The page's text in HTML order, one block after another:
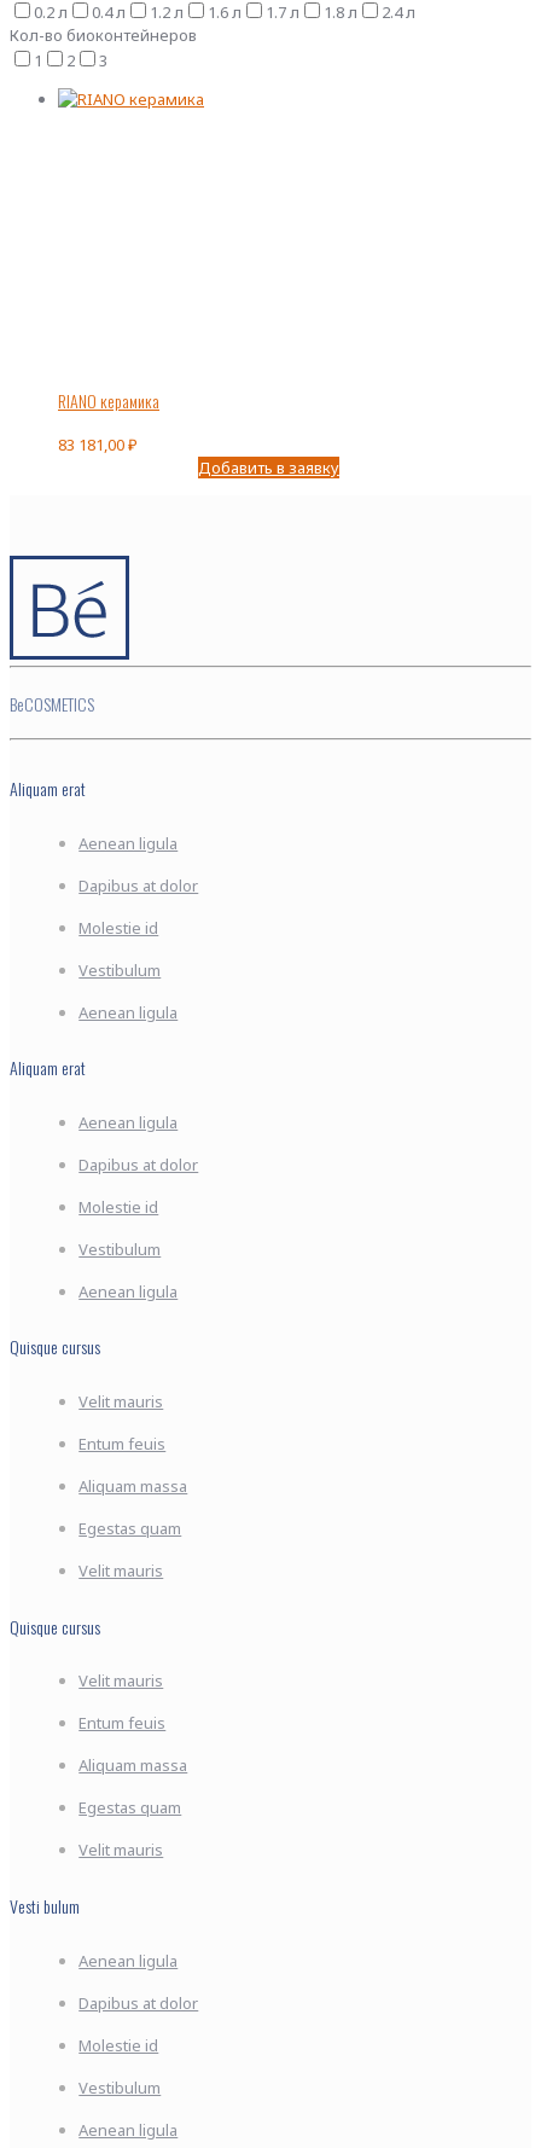
0.2 л
0.4 л 1.2 л 1.6 л 1.7 л 1.8 л
2.4 л
Кол-во биоконтейнеров
1
2 3
RIANO керамика
83 181,00₽
Добавить в заявку
BeCOSMETICS
Aliquam erat
Aenean ligula
Dapibus at dolor
Molestie id
Vestibulum
Aenean ligula
Aliquam erat
Aenean ligula
Dapibus at dolor
Molestie id
Vestibulum
Aenean ligula
Quisque cursus
Velit mauris
Entum feuis
Aliquam massa
Egestas quam
Velit mauris
Quisque cursus
Velit mauris
Entum feuis
Aliquam massa
Egestas quam
Velit mauris
Vesti bulum
Aenean ligula
Dapibus at dolor
Molestie id
Vestibulum
Aenean ligula